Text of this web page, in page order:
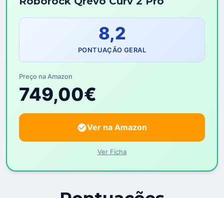
8,2
PONTUAÇÃO GERAL
Preço na Amazon
749,00€
Ver na Amazon
Ver Ficha